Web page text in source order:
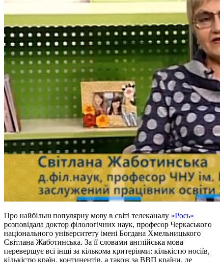
Про найбільш популярну мову в світі телеканалу «Рось»
розповідала доктор філологічних наук, професор Черкаського
національного університету імені Богдана Хмельницького
Світлана Жаботинська. За її словами англійська мова
перевершує всі інші за кількома критеріями: кількістю носіїв,
кількістю країн, континентів, а також за ВВП країни, де